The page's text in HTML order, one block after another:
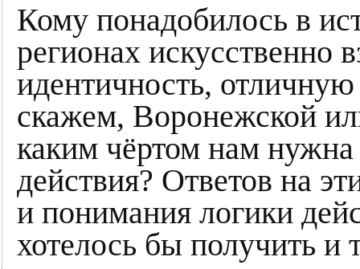
Кому понадобилось в
регионах искусственно
идентичность,
скажем, Воронежской
каким чёртом нам нужна
действия? Ответов на
и понимания логики
хотелось бы получить и